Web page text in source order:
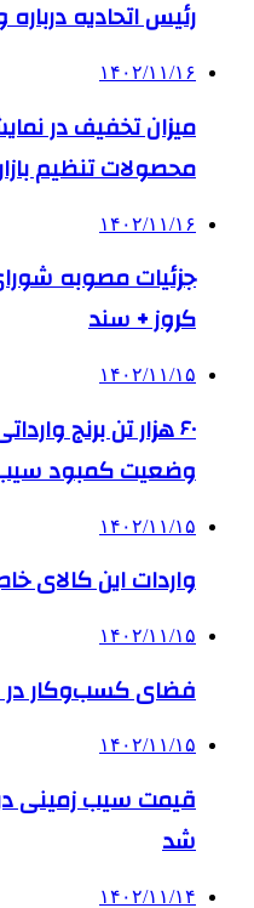
رئیس اتحادیه
۱۴۰۲/۱۱/۱۶
میزان تخفیف در
محصولات تنظیم
۱۴۰۲/۱۱/۱۶
جزئیات مصوبه
کروز + سند
۱۴۰۲/۱۱/۱۵
۶۰ هزار تن برنج
وضعیت کمبود
۱۴۰۲/۱۱/۱۵
واردات این کالای
۱۴۰۲/۱۱/۱۵
فضای کسب‌وکار در
۱۴۰۲/۱۱/۱۵
قیمت سیب زمینی در
شد
۱۴۰۲/۱۱/۱۴